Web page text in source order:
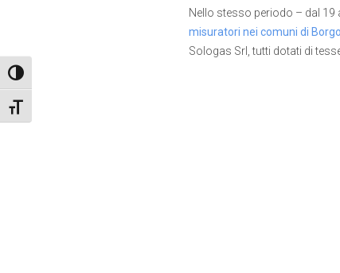
Attiva/disattiva alto contrasto
Attiva/disattiva dimensione testo
Nello stesso periodo – dal 19
misuratori nei comuni di
Sologas Srl, tutti dotati di